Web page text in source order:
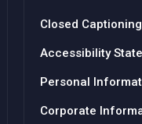
Closed
Accessibility
Personal
Corporate